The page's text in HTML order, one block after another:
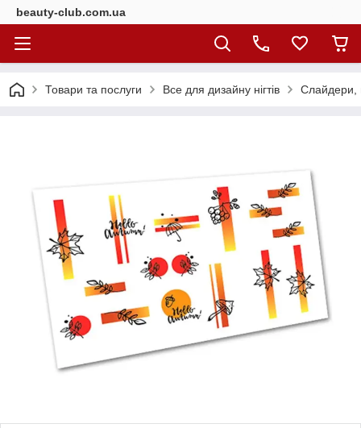
beauty-club.com.ua
Товари та послуги Все для дизайну нігтів Слайдери,